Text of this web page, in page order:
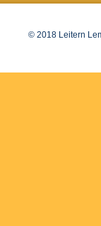
© 2018 Leitern